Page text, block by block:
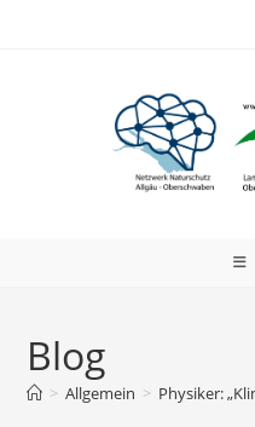
Blog
> Allgemein > Physiker: